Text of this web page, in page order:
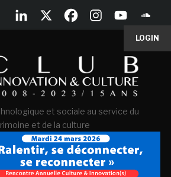
LOGIN
et sociale au service du
et de la culture